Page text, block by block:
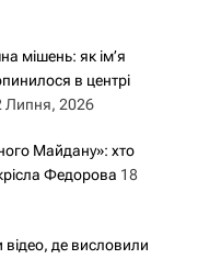
мішень: як ім’я
в центрі
Липня, 2026
Майдану»: хто
Федорова 18
відео, де висловили